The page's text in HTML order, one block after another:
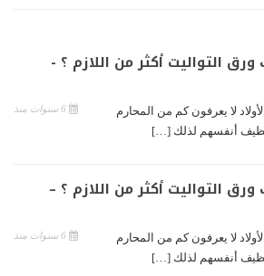
التواليت أكثر من اللازم ؟ -
لا يعرفون كم من المحارم
أنفسهم لذلك […]
التواليت أكثر من اللازم ؟ –
لا يعرفون كم من المحارم
أنفسهم لذلك […]